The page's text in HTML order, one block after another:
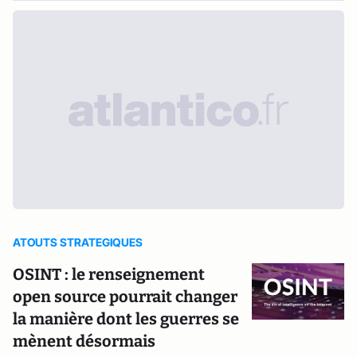
ATOUTS STRATEGIQUES
OSINT : le renseignement
open source pourrait changer
la manière dont les guerres se
mènent désormais